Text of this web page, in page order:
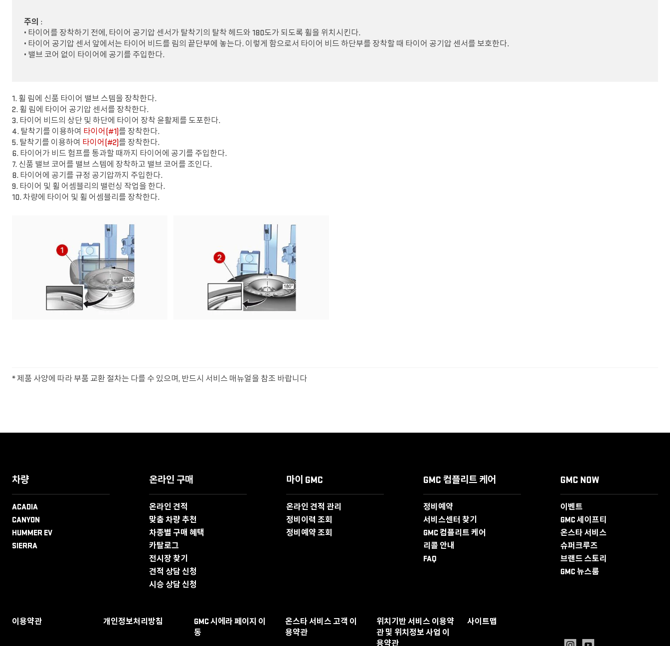
주의 :
• 타이어를 장착하기 전에, 타이어 공기압 센서가 탈착기의 탈착 헤드와 180도가 되도록 휠을 위치시킨다.
• 타이어 공기압 센서 앞에서는 타이어 비드를 림의 끝단부에 놓는다. 이렇게 함으로서 타이어 비드 하단부를 장착할 때 타이어 공기압 센서를 보호한다.
• 밸브 코어 없이 타이어에 공기를 주입한다.
1. 휠 림에 신품 타이어 밸브 스템을 장착한다.
2. 휠 림에 타이어 공기압 센서를 장착한다.
3. 타이어 비드의 상단 및 하단에 타이어 장착 윤활제를 도포한다.
4. 탈착기를 이용하여 타이어(#1)를 장착한다.
5. 탈착기를 이용하여 타이어(#2)를 장착한다.
6. 타이어가 비드 험프를 통과할 때까지 타이어에 공기를 주입한다.
7. 신품 밸브 코어를 밸브 스템에 장착하고 밸브 코어를 조인다.
8. 타이어에 공기를 규정 공기압까지 주입한다.
9. 타이어 및 휠 어셈블리의 밸런싱 작업을 한다.
10. 차량에 타이어 및 휠 어셈블리를 장착한다.
* 제품 사양에 따라 부품 교환 절차는 다를 수 있으며, 반드시 서비스 매뉴얼을 참조 바랍니다